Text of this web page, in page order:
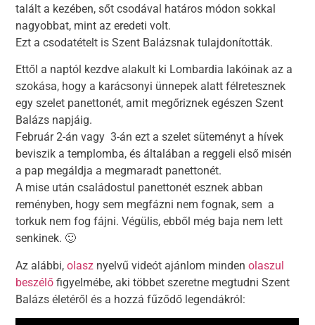
talált a kezében, sőt csodával határos módon sokkal
nagyobbat, mint az eredeti volt.
Ezt a csodatételt is Szent Balázsnak tulajdonították.
Ettől a naptól kezdve alakult ki Lombardia lakóinak az a
szokása, hogy a karácsonyi ünnepek alatt félretesznek
egy szelet panettonét, amit megőriznek egészen Szent
Balázs napjáig.
Február 2-án vagy 3-án ezt a szelet süteményt a hívek
beviszik a templomba, és általában a reggeli első misén
a pap megáldja a megmaradt panettonét.
A mise után családostul panettonét esznek abban
reményben, hogy sem megfázni nem fognak, sem a
torkuk nem fog fájni. Végülis, ebből még baja nem lett
senkinek. 🙂
Az alábbi,olasz nyelvű videót ajánlom mindenolaszul
beszélő figyelmébe, aki többet szeretne megtudni Szent
Balázs életéről és a hozzá fűződő legendákról: